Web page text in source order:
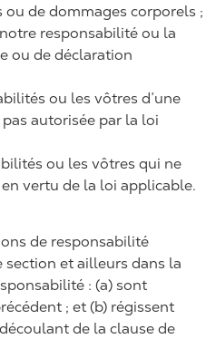
ou de dommages corporels ;
responsabilité ou la
ou de déclaration
ou les vôtres d’une
autorisée par la loi
ou les vôtres qui ne
vertu de la loi applicable.
de responsabilité
section et ailleurs dans la
: (a) sont
; et (b) régissent
de la clause de